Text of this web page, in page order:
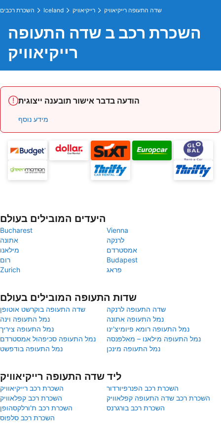
השכרת רכבים Iceland רייקיאוויק שדה התעופה רייקיאוויק
השכרת רכב ב שדה התעופה
רייקיאוויק
הודעה בדבר אישור תובענה ייצוגית
מידע נוסף
היעדים המובילים בעולם
Bucharest
Vienna
אתונה
לרנקה
מילאנו
אמסטרדם
רום
Budapest
Zurich
פראג
שדות התעופה המובילים בעולם
שדה התעופה בוקרשט אוטופן
שדה התעופה לרנקה
נמל התעופה וינה
נמל התעופה אתונה
נמל התעופה ציריך
נמל התעופה רומא פיומיצ'ינו
נמל התעופה סכיפהול אמסטרדם
נמל התעופה מילאנו – מאלפנסה
נמל התעופה בודפשט
נמל התעופה מינכן
ליד שדה התעופה רייקיאוויק
השכרת רכב רייקיאוויק
השכרת רכב הפנרפיורדור
השכרת רכב קפלאוויק
השכרת רכב שדה התעופה קפלאוויק
השכרת רכב ת'ורלקסהופן
השכרת רכב בורגרנס
השכרת רכב סלפוס